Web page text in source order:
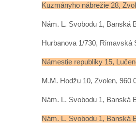
Kuzmányho nábrežie 28,
Nám. L. Svobodu 1, Banská
Hurbanova 1/730, Rimavská
Námestie republiky 15,
M.M. Hodžu 10, Zvolen, 960
Nám. L. Svobodu 1, Banská
Nám. L. Svobodu 1, Banská